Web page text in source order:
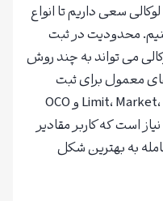
سعی داریم تا انواع
محدودیت در ثبت
می تواند به چند روش
معمول برای ثبت
سفارش اسپات شامل Limit، Market، Stop Limit و OCO
است که کاربر مقادیر
به بهترین شکل